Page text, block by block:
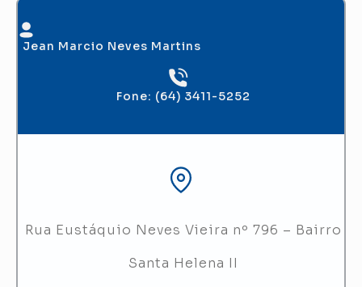
Jean Marcio Neves Martins
Fone: (64) 3411-5252
Rua Eustáquio Neves Vieira nº 796 – Bairro
Santa Helena II